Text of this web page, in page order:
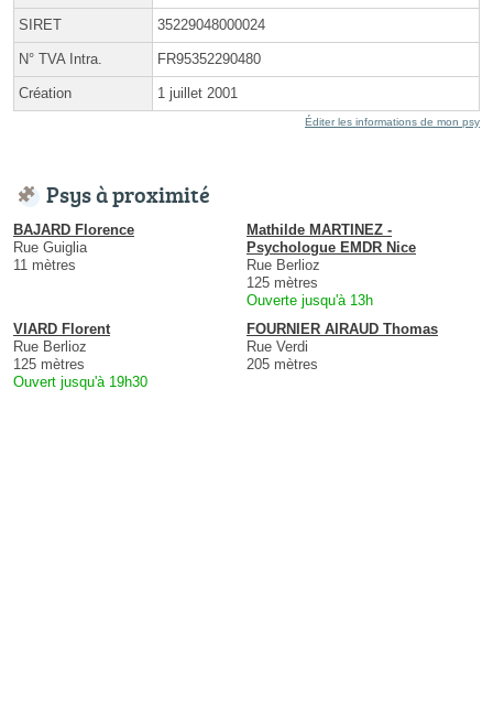
SIRET 35229048000024
N° TVA Intra. FR95352290480
Création 1 juillet 2001
Éditer les informations de mon psy
Psys à proximité
BAJARD Florence
Rue Guiglia
11 mètres
Mathilde MARTINEZ -
Psychologue EMDR Nice
Rue Berlioz
125 mètres
Ouverte jusqu'à 13h
VIARD Florent
Rue Berlioz
125 mètres
Ouvert jusqu'à 19h30
FOURNIER AIRAUD Thomas
Rue Verdi
205 mètres